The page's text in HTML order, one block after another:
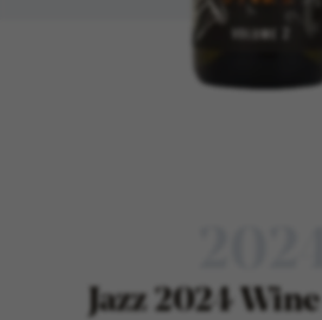
Jazz 2024